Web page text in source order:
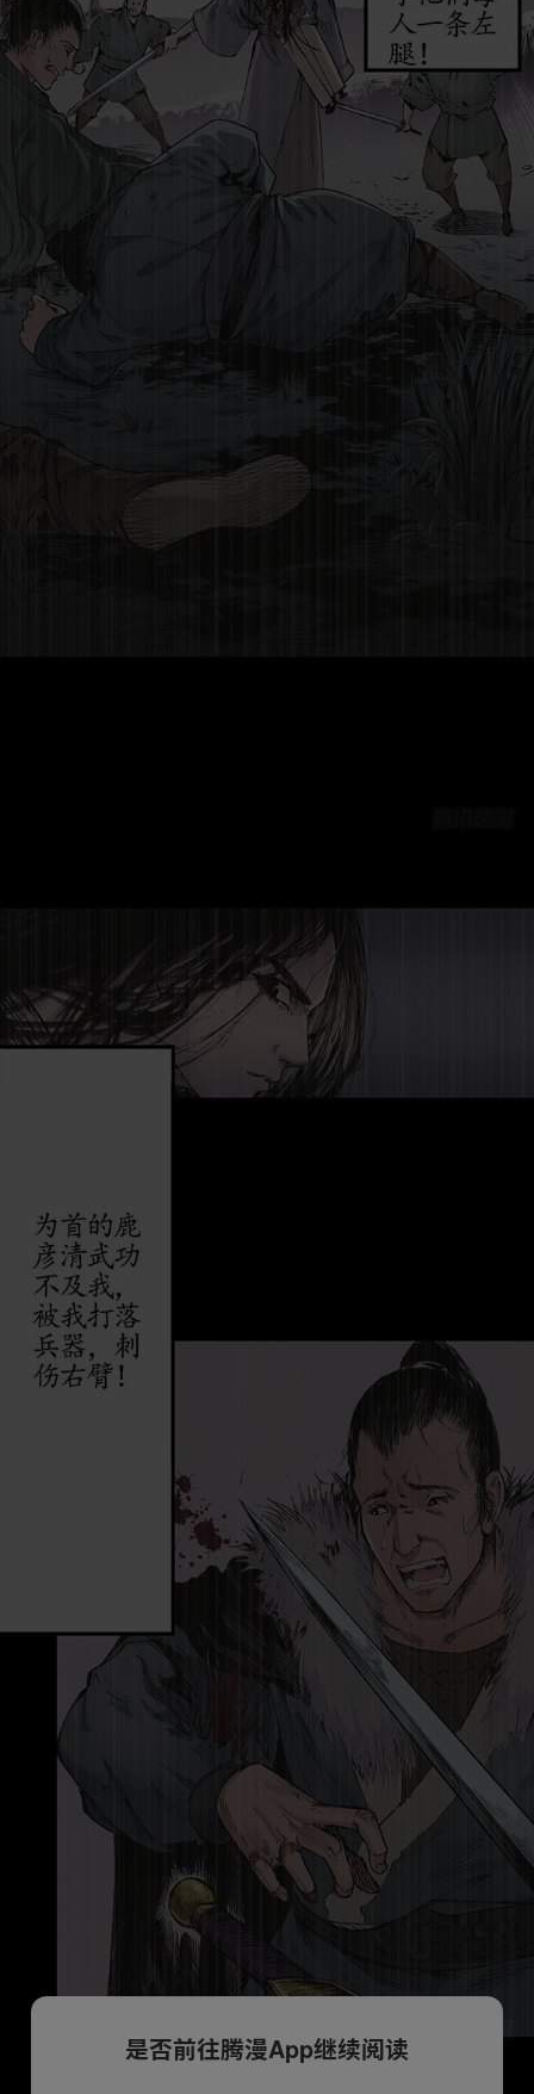
是否前往腾漫App继续阅读